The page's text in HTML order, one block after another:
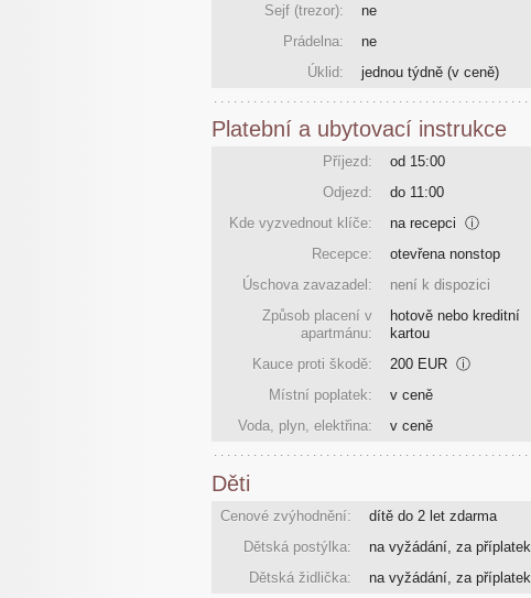
Sejf (trezor):
ne
Prádelna:
ne
Úklid:
jednou týdně (v ceně)
Platební a ubytovací instrukce
Příjezd:
od 15:00
Odjezd:
do 11:00
Kde vyzvednout klíče:
na recepci ⓘ
Recepce:
otevřena nonstop
Úschova zavazadel:
není k dispozici
Způsob placení v
apartmánu:
hotově nebo kreditní
kartou
Kauce proti škodě:
200 EUR ⓘ
Místní poplatek:
v ceně
Voda, plyn, elektřina:
v ceně
Děti
Cenové zvýhodnění:
dítě do 2 let zdarma
Dětská postýlka:
na vyžádání, za příplatek
Dětská židlička:
na vyžádání, za příplatek